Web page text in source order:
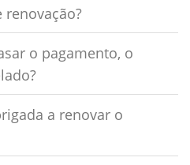
renovação?
o pagamento, o
a renovar o